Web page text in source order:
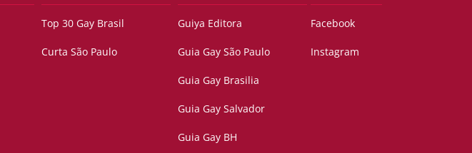
Top 30 Gay Brasil
Curta São Paulo
Guiya Editora
Guia Gay São Paulo
Guia Gay Brasilia
Guia Gay Salvador
Guia Gay BH
Facebook
Instagram